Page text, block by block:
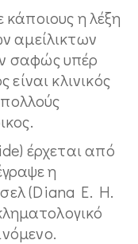
η λέξη
αμείλικτων
σαφώς υπέρ
κλινικός
έρχεται από
η
(Diana E. H.